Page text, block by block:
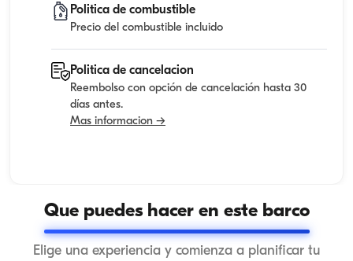
Politica de combustible
Precio del combustible incluido
Politica de cancelacion
Reembolso con opción de cancelación hasta 30
días antes.
Mas informacion →
Que puedes hacer en este barco
Elige una experiencia y comienza a planificar tu